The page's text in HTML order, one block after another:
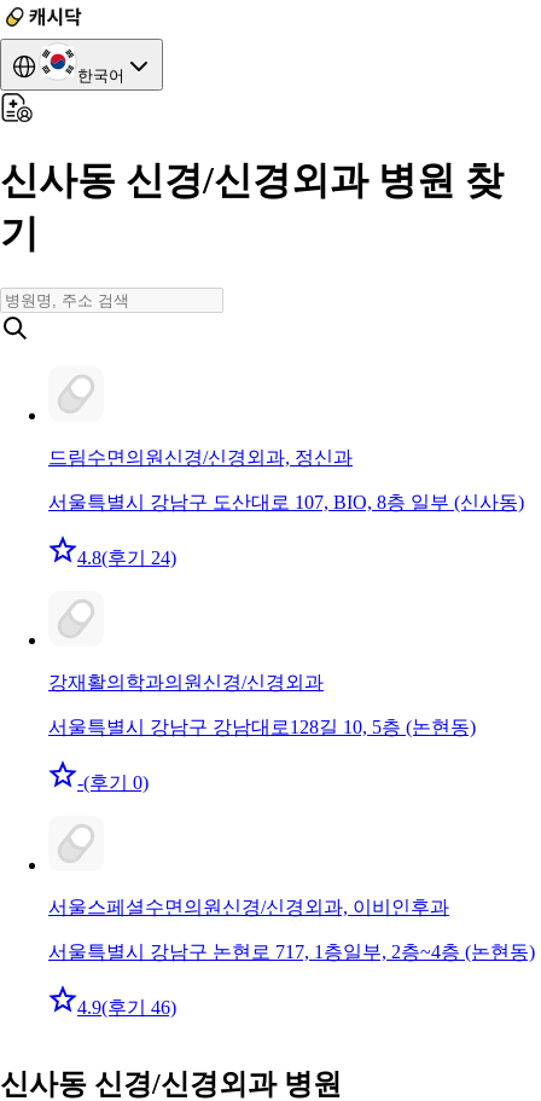
한국어
신사동 신경/신경외과 병원 찾
기
드림수면의원 신경/신경외과, 정신과
서울특별시 강남구 도산대로 107, BIO, 8층 일부 (신사동)
4.8(후기 24)
강재활의학과의원 신경/신경외과
서울특별시 강남구 강남대로128길 10, 5층 (논현동)
-(후기 0)
서울스페셜수면의원 신경/신경외과, 이비인후과
서울특별시 강남구 논현로 717, 1층일부, 2층~4층 (논현동)
4.9(후기 46)
신사동 신경/신경외과 병원